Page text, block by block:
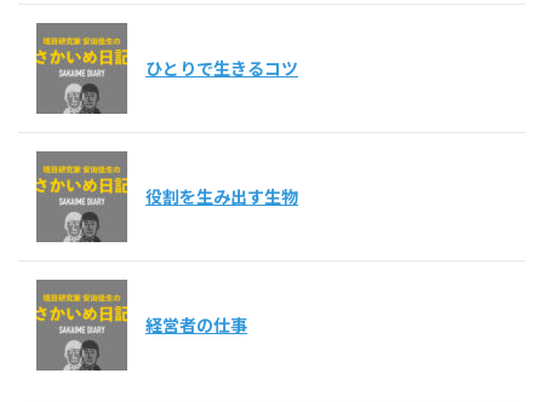
ひとりで生きるコツ
役割を生み出す生物
経営者の仕事